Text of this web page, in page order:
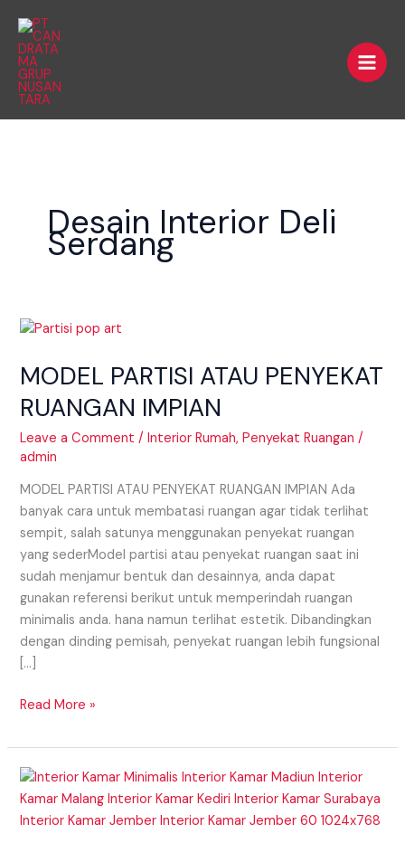
content
Desain Interior Deli
Serdang
MODEL PARTISI ATAU PENYEKAT
RUANGAN IMPIAN
Leave a Comment /Interior Rumah,Penyekat Ruangan /
admin
MODEL PARTISI ATAU PENYEKAT RUANGAN IMPIAN Ada
banyak cara untuk membatasi ruangan agar tidak terlihat
sempit, salah satunya menggunakan penyekat ruangan
yang sederModel partisi atau penyekat ruangan saat ini
sudah menjamur bentuk dan desainnya, anda dapat
gunakan referensi berikut untuk memperindah ruangan
minimalis anda. hana namun terlihat estetik. Dibandingkan
dengan dinding pemisah, penyekat ruangan lebih fungsional
[…]
MODEL
ATAU
RUANGAN
IMPIAN
Read More »
Interior
Kamar
Tidur